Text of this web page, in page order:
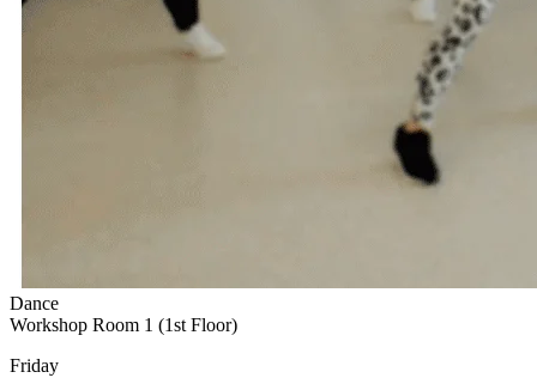
Dance
Workshop Room 1 (1st Floor)
Friday